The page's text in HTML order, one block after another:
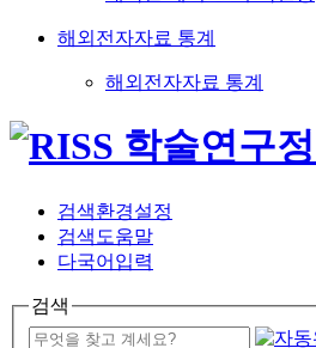
해외전자자료 통계
해외전자자료 통계
검색환경설정
검색도움말
다국어입력
검색